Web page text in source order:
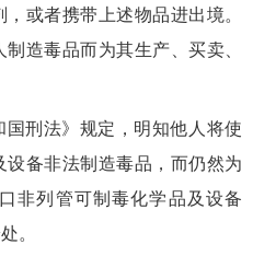
或者携带上述物品进出境。
造毒品而为其生产、买卖、
刑法》规定，明知他人将使
备非法制造毒品，而仍然为
非列管可制毒化学品及设备
。